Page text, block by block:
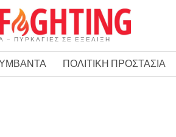
– ΠΥΡΚΑΓΙΕΣ ΣΕ ΕΞΕΛΙΞΗ
ΠΟΛΙΤΙΚΗ ΠΡΟΣΤΑΣΙΑ